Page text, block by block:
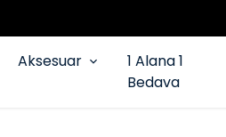
Aksesuar
1 Alana 1
Bedava